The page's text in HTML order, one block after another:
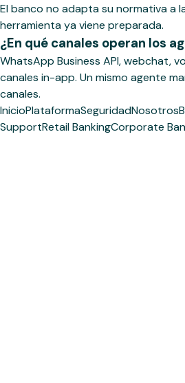
El banco no adapta su normativa a
herramienta ya viene preparada.
¿En qué canales operan los
WhatsApp Business API, webchat,
canales in-app. Un mismo agente
canales.
InicioPlataformaSeguridadNosotros
SupportRetail BankingCorporate